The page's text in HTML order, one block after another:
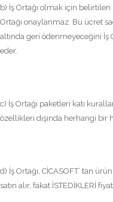
b) İş Ortağı olmak için
Ortağı onaylanmaz. Bu ücret
altında geri ödenmeyeceğini İş
eder.
c) İş Ortağı paketleri katı
özellikleri dışında herhangi bir
d) İş Ortağı, CİCASOFT’ tan
satın alır, fakat İSTEDİKLERİ